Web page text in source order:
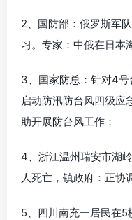
2、国防部：俄罗斯军
习。专家：中俄在日本
3、国家防总：针对4
启动防汛防台风四级应
助开展防台风工作；
4、浙江温州瑞安市湖
人死亡，镇政府：正协
5、四川南充一居民在